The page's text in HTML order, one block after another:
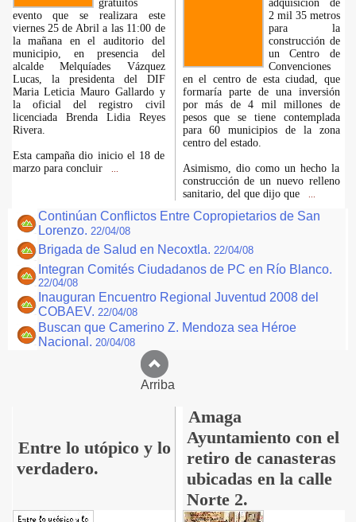
gratuitos
evento que se realizara este
viernes 25 de Abril a las 11:00 de
la mañana en el auditorio del
municipio, en presencia del
alcalde Melquíades Vázquez
Lucas, la presidenta del DIF
Maria Leticia Mauro Gallardo y
la oficial del registro civil
licenciada Brenda Lidia Reyes
Rivera.
Esta campaña dio inicio el 18 de
marzo para concluir
adquisición de
2 mil 35 metros
para la
construcción de
un Centro de
Convenciones
en el centro de esta ciudad, que
formaría parte de una inversión
por más de 4 mil millones de
pesos que se tiene contemplada
para 60 municipios de la zona
centro del estado.
Asimismo, dio como un hecho la
construcción de un nuevo relleno
sanitario, del que dijo que
Continúan Conflictos Entre Copropietarios de San
Lorenzo. 22/04/08
Brigada de Salud en Necoxtla. 22/04/08
Integran Comités Ciudadanos de PC en Río Blanco.
22/04/08
Inauguran Encuentro Regional Juventud 2008 del
COBAEV. 22/04/08
Buscan que Camerino Z. Mendoza sea Héroe
Nacional. 20/04/08
Arriba
Entre lo utópico y lo
verdadero.
Amaga
Ayuntamiento con el
retiro de canasteras
ubicadas en la calle
Norte 2.